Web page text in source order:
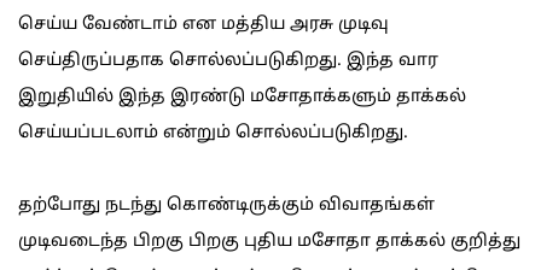
செய்ய வேண்டாம் என மத்திய அரசு முடிவு
செய்திருப்பதாக சொல்லப்படுகிறது. இந்த வார
இறுதியில் இந்த இரண்டு மசோதாக்களும் தாக்கல்
செய்யப்படலாம் என்றும் சொல்லப்படுகிறது.
தற்போது நடந்து கொண்டிருக்கும் விவாதங்கள்
முடிவடைந்த பிறகு பிறகு புதிய மசோதா தாக்கல் குறித்து